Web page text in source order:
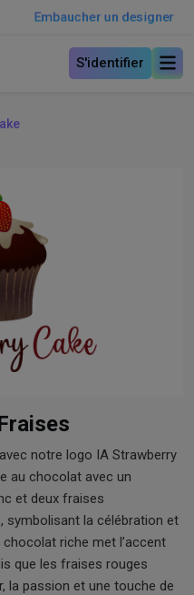
Embaucher un designer
S'identifier
notre logo IA Strawberry
au chocolat avec un
et deux fraises
symbolisant la célébration et
riche met l’accent
que les fraises rouges
la passion et une touche de